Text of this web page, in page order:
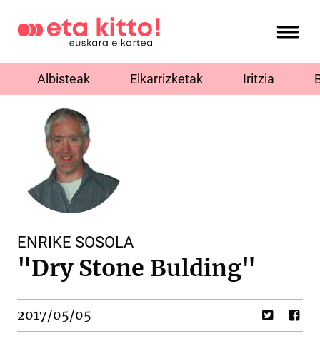
Albisteak Elkarrizketak Iritzia
ENRIKE SOSOLA
"Dry Stone Bulding"
2017/05/05